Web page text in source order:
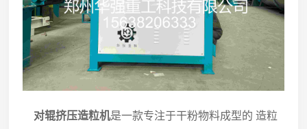
对辊挤压造粒机是一款专注于干粉物料成型的 造粒